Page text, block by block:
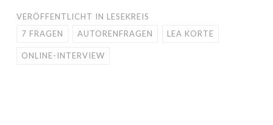
VERÖFFENTLICHT IN LESEKREIS
7 FRAGEN
AUTORENFRAGEN LEA KORTE
ONLINE-INTERVIEW